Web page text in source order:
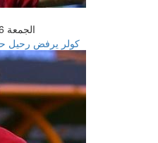
الجمعة 16 أغسطس 2024 10:31 صباحاً
كولر يرفض رحيل